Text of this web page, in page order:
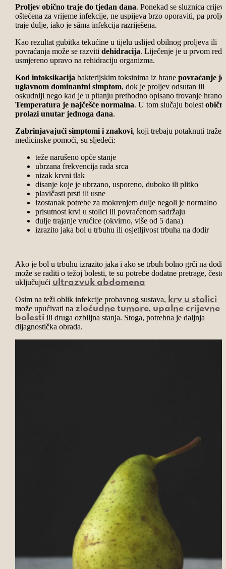
Proljev obično traje do tjedan dana. Ponekad se sluznica
oštećena za vrijeme infekcije, ne uspijeva brzo oporaviti, pa
traje dulje, iako je sâma infekcija razriješena.
Kao rezultat gubitka tekućine u tijelu uslijed obilnog proljeva ili
povraćanja može se razviti dehidracija. Liječenje je u prvom redu
usmjereno upravo na rehidraciju organizma.
Kod intoksikacija bakterijskim toksinima iz hrane povraćanje je
uglavnom dominantni simptom, dok je proljev odsutan ili
oskudniji nego kad je u pitanju prethodno opisano trovanje
Temperatura je najčešće normalna. U tom slučaju bolest
prolazi unutar jednoga dana.
Zabrinjavajući simptomi i znakovi, koji trebaju potaknuti
medicinske pomoći, su sljedeći:
teže narušeno opće stanje
ubrzana frekvencija rada srca
nizak krvni tlak
disanje koje je ubrzano, usporeno, duboko ili plitko
plavičasti prsti ili usne
izostanak potrebe za mokrenjem dulje negoli je normalno
prisutnost krvi u stolici ili povraćenom sadržaju
dulje trajanje vrućice (okvirno, više od 5 dana)
izrazito jaka bol u trbuhu ili osjetljivost trbuha na dodir
Ako je bol u trbuhu izrazito jaka i ako se trbuh bolno grči na
može se raditi o težoj bolesti, te su potrebe dodatne pretrage, često
uključujući ultrazvuk abdomena
Osim na teži oblik infekcije probavnog sustava, krv u stolici
može upućivati na zloćudne tumore, upalne crijevne
bolesti ili druga ozbiljna stanja. Stoga, potrebna je daljnja
dijagnostička obrada.